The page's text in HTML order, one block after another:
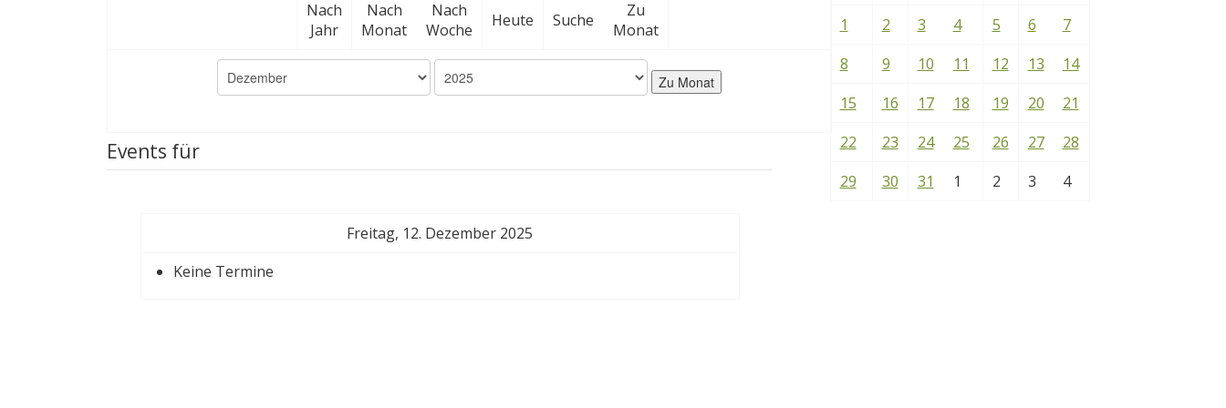
Nach
Jahr
Nach
Monat
Nach
Woche
Heute Suche
Zu
Monat
Zu Monat
Events für
Freitag, 12. Dezember 2025
Keine Termine
1 2 3 4 5 6
7
8
9 10 11 12 13
14
15
16 17 18 19 20
21
22
23 24 25 26 27
28
29
30 31 1 2 3 4